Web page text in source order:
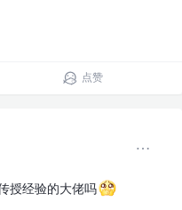
点赞
授经验的大佬吗